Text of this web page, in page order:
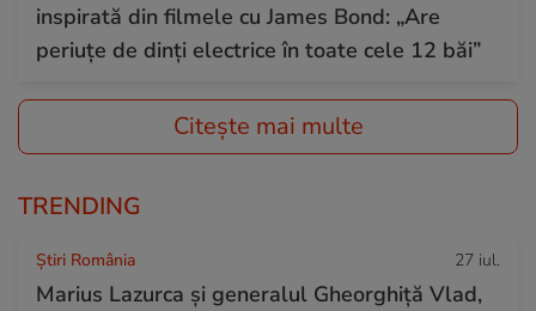
inspirată din filmele cu James Bond: „Are
periuțe de dinți electrice în toate cele 12 băi”
Citește mai multe
TRENDING
Știri România 27 iul.
Marius Lazurca și generalul Gheorghiță Vlad,